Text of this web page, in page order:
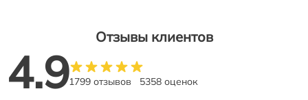
Отзывы клиентов
4.91799 отзывов 5358 оценок